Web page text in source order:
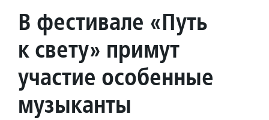
В фестивале «Путь
к свету» примут
участие особенные
музыканты